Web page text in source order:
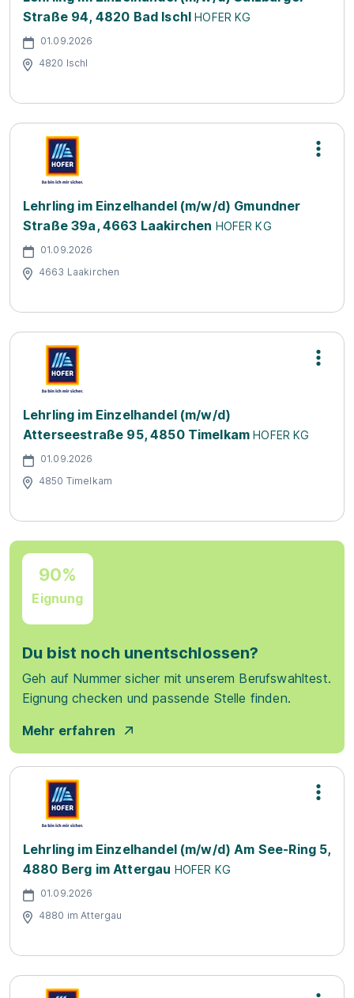
Straße 94, 4820 Bad Ischl HOFER KG
01.09.2026
4820 Ischl
Lehrling im Einzelhandel (m/w/d) Gmundner
Straße 39a, 4663 Laakirchen HOFER KG
01.09.2026
4663 Laakirchen
Lehrling im Einzelhandel (m/w/d)
Atterseestraße 95, 4850 Timelkam HOFER KG
01.09.2026
4850 Timelkam
90%
Eignung
Du bist noch unentschlossen?
Geh auf Nummer sicher mit unserem Berufswahltest.
Eignung checken und passende Stelle finden.
Mehr erfahren
Lehrling im Einzelhandel (m/w/d) Am See-Ring 5,
4880 Berg im Attergau HOFER KG
01.09.2026
4880 im Attergau